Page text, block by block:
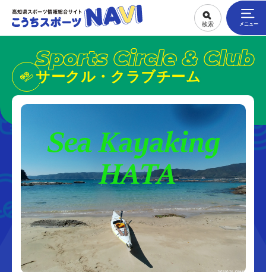
Sports Circle & Club
サークル・クラブチーム